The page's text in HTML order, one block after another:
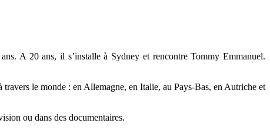
A 20 ans, il s’installe à Sydney et rencontre Tommy Emmanuel.
le monde : en Allemagne, en Italie, au Pays-Bas, en Autriche et
ou dans des documentaires.